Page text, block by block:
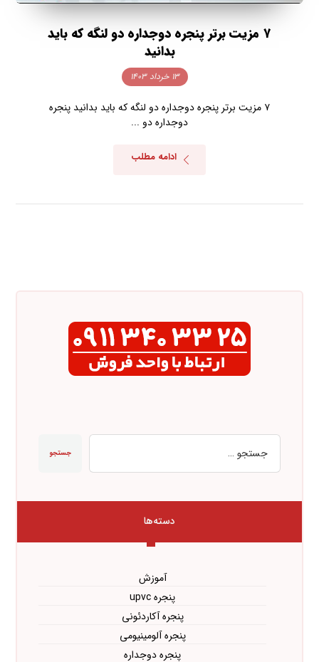
۷ مزیت برتر پنجره دوجداره دو لنگه که باید
بدانید
۱۳ خرداد ۱۴۰۳
۷ مزیت برتر پنجره دوجداره دو لنگه که باید بدانید پنجره
دوجداره دو ...
ادامه مطلب
جستجو
دسته‌ها
آموزش
پنجره upvc
پنجره آکاردئونی
پنجره آلومینیومی
پنجره دوجداره